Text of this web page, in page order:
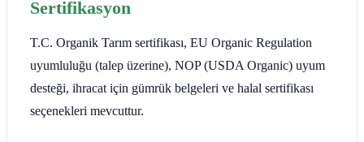
Sertifikasyon
T.C. Organik Tarım sertifikası, EU Organic Regulation
uyumluluğu (talep üzerine), NOP (USDA Organic) uyum
desteği, ihracat için gümrük belgeleri ve halal sertifikası
seçenekleri mevcuttur.